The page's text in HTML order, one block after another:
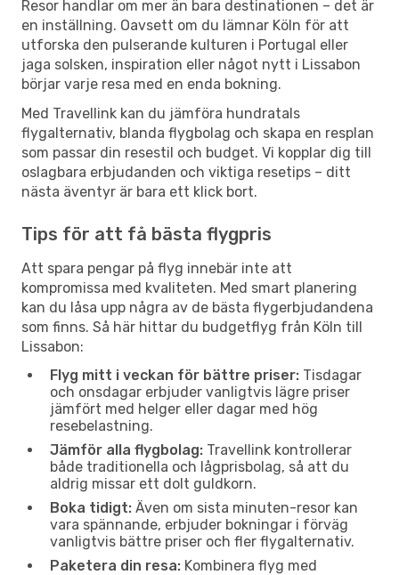
Resor handlar om mer än bara destinationen – det är
en inställning. Oavsett om du lämnar Köln för att
utforska den pulserande kulturen i Portugal eller
jaga solsken, inspiration eller något nytt i Lissabon
börjar varje resa med en enda bokning.
Med Travellink kan du jämföra hundratals
flygalternativ, blanda flygbolag och skapa en resplan
som passar din resestil och budget. Vi kopplar dig till
oslagbara erbjudanden och viktiga resetips – ditt
nästa äventyr är bara ett klick bort.
Tips för att få bästa flygpris
Att spara pengar på flyg innebär inte att
kompromissa med kvaliteten. Med smart planering
kan du låsa upp några av de bästa flygerbjudandena
som finns. Så här hittar du budgetflyg från Köln till
Lissabon:
Flyg mitt i veckan för bättre priser: Tisdagar
och onsdagar erbjuder vanligtvis lägre priser
jämfört med helger eller dagar med hög
resebelastning.
Jämför alla flygbolag: Travellink kontrollerar
både traditionella och lågprisbolag, så att du
aldrig missar ett dolt guldkorn.
Boka tidigt: Även om sista minuten-resor kan
vara spännande, erbjuder bokningar i förväg
vanligtvis bättre priser och fler flygalternativ.
Paketera din resa: Kombinera flyg med